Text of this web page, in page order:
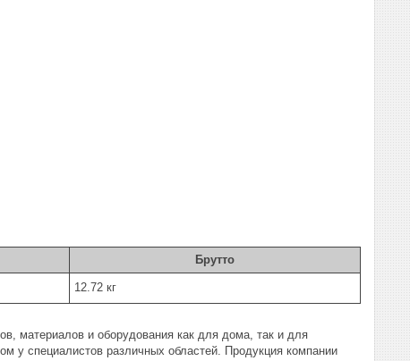
Брутто
12.72 кг
материалов и оборудования как для дома, так и для
у специалистов различных областей. Продукция компании